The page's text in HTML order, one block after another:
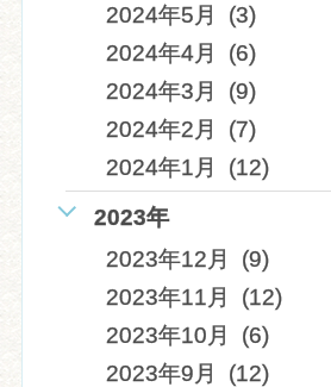
2024年5月 (3)
2024年4月 (6)
2024年3月 (9)
2024年2月 (7)
2024年1月 (12)
2023年
2023年12月 (9)
2023年11月 (12)
2023年10月 (6)
2023年9月 (12)